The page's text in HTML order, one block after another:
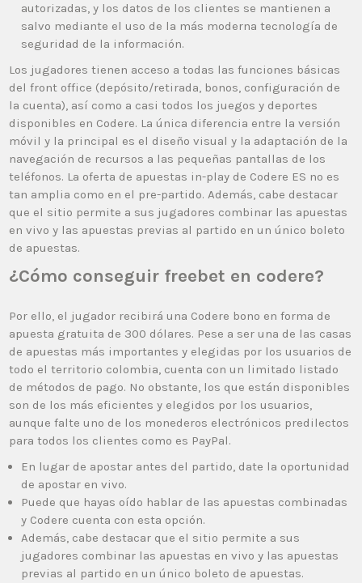
autorizadas, y los datos de los clientes se mantienen a
salvo mediante el uso de la más moderna tecnología de
seguridad de la información.
Los jugadores tienen acceso a todas las funciones básicas
del front office (depósito/retirada, bonos, configuración de
la cuenta), así como a casi todos los juegos y deportes
disponibles en Codere. La única diferencia entre la versión
móvil y la principal es el diseño visual y la adaptación de la
navegación de recursos a las pequeñas pantallas de los
teléfonos. La oferta de apuestas in-play de Codere ES no es
tan amplia como en el pre-partido. Además, cabe destacar
que el sitio permite a sus jugadores combinar las apuestas
en vivo y las apuestas previas al partido en un único boleto
de apuestas.
¿Cómo conseguir freebet en codere?
Por ello, el jugador recibirá una Codere bono en forma de
apuesta gratuita de 300 dólares. Pese a ser una de las casas
de apuestas más importantes y elegidas por los usuarios de
todo el territorio colombia, cuenta con un limitado listado
de métodos de pago. No obstante, los que están disponibles
son de los más eficientes y elegidos por los usuarios,
aunque falte uno de los monederos electrónicos predilectos
para todos los clientes como es PayPal.
En lugar de apostar antes del partido, date la oportunidad
de apostar en vivo.
Puede que hayas oído hablar de las apuestas combinadas
y Codere cuenta con esta opción.
Además, cabe destacar que el sitio permite a sus
jugadores combinar las apuestas en vivo y las apuestas
previas al partido en un único boleto de apuestas.